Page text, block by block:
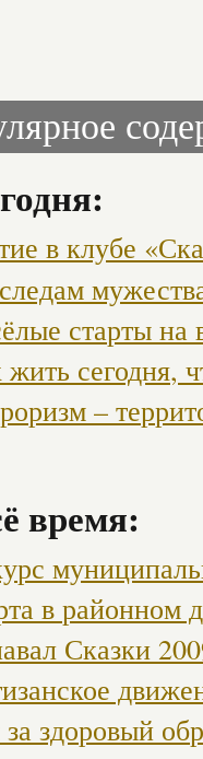
в клубе
старты на
сегодня,
–
время:
в районном
Сказки
здоровый